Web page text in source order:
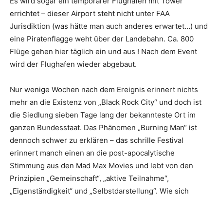
errichtet – dieser Airport steht nicht unter FAA
Jurisdiktion (was hätte man auch anderes erwartet…) und
eine Piratenflagge weht über der Landebahn. Ca. 800
Flüge gehen hier täglich ein und aus ! Nach dem Event
wird der Flughafen wieder abgebaut.
Nur wenige Wochen nach dem Ereignis erinnert nichts
mehr an die Existenz von „Black Rock City“ und doch ist
die Siedlung sieben Tage lang der bekannteste Ort im
ganzen Bundesstaat. Das Phänomen „Burning Man“ ist
dennoch schwer zu erklären – das schrille Festival
erinnert manch einen an die post-apocalytische
Stimmung aus den Mad Max Movies und lebt von den
Prinzipien „Gemeinschaft“, „aktive Teilnahme“,
„Eigenständigkeit“ und „Selbstdarstellung“. Wie sich